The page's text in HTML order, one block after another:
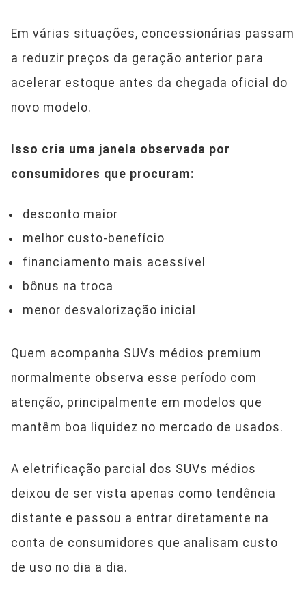
Em várias situações, concessionárias passam
a reduzir preços da geração anterior para
acelerar estoque antes da chegada oficial do
novo modelo.
Isso cria uma janela observada por
consumidores que procuram:
desconto maior
melhor custo-benefício
financiamento mais acessível
bônus na troca
menor desvalorização inicial
Quem acompanha SUVs médios premium
normalmente observa esse período com
atenção, principalmente em modelos que
mantêm boa liquidez no mercado de usados.
A eletrificação parcial dos SUVs médios
deixou de ser vista apenas como tendência
distante e passou a entrar diretamente na
conta de consumidores que analisam custo
de uso no dia a dia.